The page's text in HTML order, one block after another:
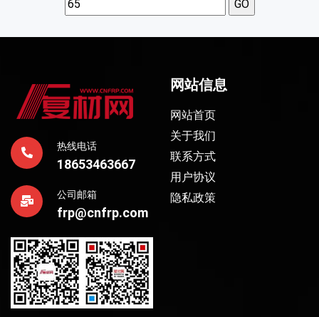
热线电话
18653463667
公司邮箱
frp@cnfrp.com
网站信息
网站首页
关于我们
联系方式
用户协议
隐私政策